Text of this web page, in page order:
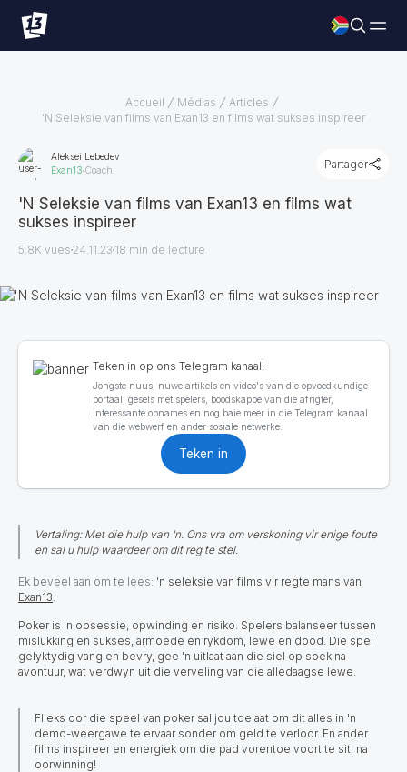
Accueil Médias
Articles
'N Seleksie van films van Exan13 en films wat sukses inspireer
Aleksei Lebedev
Exan13 Coach Partager
'N Seleksie van films van Exan13 en films wat
sukses inspireer
5.8K vues 24.11.23 18 min de lecture
Teken in op ons Telegram kanaal!
Jongste nuus, nuwe artikels en video's van die opvoedkundige
portaal, gesels met spelers, boodskappe van die afrigter,
interessante opnames en nog baie meer in die Telegram kanaal
van die webwerf en ander sosiale netwerke.
Teken in
Vertaling: Met die hulp van 'n. Ons vra om verskoning vir enige foute
en sal u hulp waardeer om dit reg te stel.
Ek beveel aan om te lees: 'n seleksie van films vir regte mans van
Exan13.
Poker is 'n obsessie, opwinding en risiko. Spelers balanseer tussen
mislukking en sukses, armoede en rykdom, lewe en dood. Die spel
gelyktydig vang en bevry, gee 'n uitlaat aan die siel op soek na
avontuur, wat verdwyn uit die verveling van die alledaagse lewe.
Flieks oor die speel van poker sal jou toelaat om dit alles in 'n
demo-weergawe te ervaar sonder om geld te verloor. En ander
films inspireer en energiek om die pad vorentoe voort te sit, na
oorwinning!